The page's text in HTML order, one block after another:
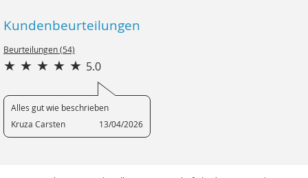
Kundenbeurteilungen
Beurteilungen (54)
5.0
Alles gut wie beschrieben
Kruza Carsten
13/04/2026